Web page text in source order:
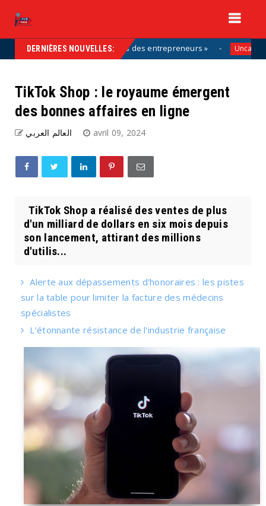
DERNIÈRES NOUVELLES:
de la solution, aux côtés des entrepreneurs » Uncategorized
TikTok Shop : le royaume émergent
des bonnes affaires en ligne
العالم العربي avril 09, 2024
TikTok Shop a réalisé des ventes de plus
d'un milliard de dollars en six mois depuis
son lancement, attirant des millions
d'utilis...
Alerte aux dépassements d'honoraires : les pistes
sur la table pour limiter la facture des médecins
spécialistes
L'étonnante résistance de l'industrie française